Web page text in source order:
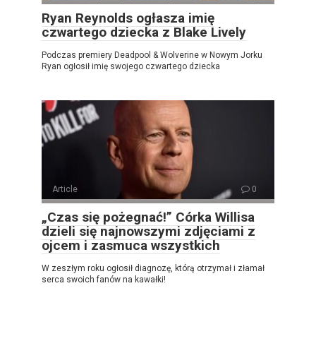
Ryan Reynolds ogłasza imię
czwartego dziecka z Blake Lively
Podczas premiery Deadpool & Wolverine w Nowym Jorku
Ryan ogłosił imię swojego czwartego dziecka
Article 0
„Czas się pożegnać!” Córka Willisa
dzieli się najnowszymi zdjęciami z
ojcem i zasmuca wszystkich
W zeszłym roku ogłosił diagnozę, którą otrzymał i złamał
serca swoich fanów na kawałki!